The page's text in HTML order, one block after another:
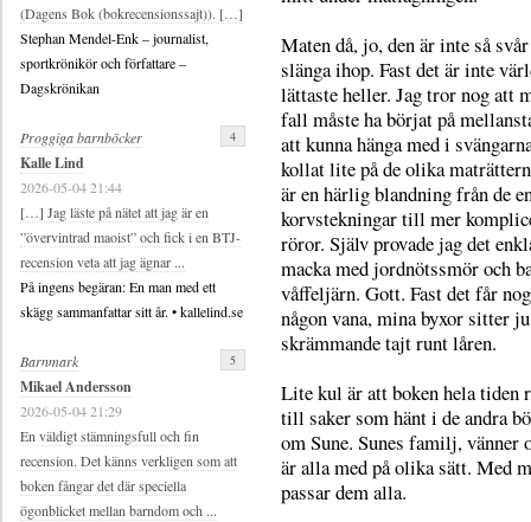
Maten då, jo, den är inte så
slänga ihop. Fast det är inte
lättaste heller. Jag tror nog att
fall måste ha börjat på
att kunna hänga med i
kollat lite på de olika
är en härlig blandning från de
korvstekningar till mer
röror. Själv provade jag det
macka med jordnötssmör och
våffeljärn. Gott. Fast det får
någon vana, mina byxor sitter
skrämmande tajt runt låren.
Lite kul är att boken hela tiden
till saker som hänt i de andra
om Sune. Sunes familj, vänner
är alla med på olika sätt. Med
passar dem alla.
(Dagens Bok (bokrecensionssajt)). […]
Stephan Mendel-Enk – journalist,
sportkrönikör och författare –
Dagskrönikan
Proggiga barnböcker
Kalle Lind
2026-05-04 21:44
[…] Jag läste på nätet att jag är en
”övervintrad maoist” och fick i en BTJ-
recension veta att jag ägnar ...
På ingens begäran: En man med ett
skägg sammanfattar sitt år. • kallelind.se
4
Barnmark
Mikael Andersson
2026-05-04 21:29
En väldigt stämningsfull och fin
recension. Det känns verkligen som att
boken fångar det där speciella
ögonblicket mellan barndom och ...
5